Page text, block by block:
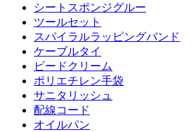
シートスポンジグルー
ツールセット
スパイラルラッピングバンド
ケーブルタイ
ビードクリーム
ポリエチレン手袋
サニタリッシュ
配線コード
オイルパン